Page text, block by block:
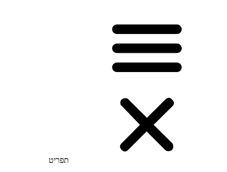
תפריט